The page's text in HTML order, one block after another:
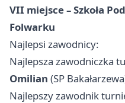
VII miejsce – Szkoła
Folwarku
Najlepsi zawodnicy:
Najlepsza zawodniczka
Omilian (SP
Najlepszy zawodnik